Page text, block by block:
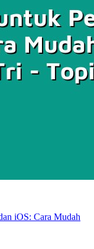
iOS: Cara Mudah